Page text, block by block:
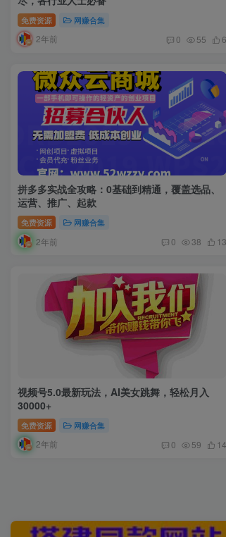
免费资源 网赚合集
2年前 0 55 6
拼多多实战全攻略：0基础到精通，覆盖选品、
运营、推广、起款
免费资源 网赚合集
2年前 0 38 13
视频号5.0最新玩法，AI美女跳舞，轻松月入
30000+
免费资源 网赚合集
2年前 0 59 14